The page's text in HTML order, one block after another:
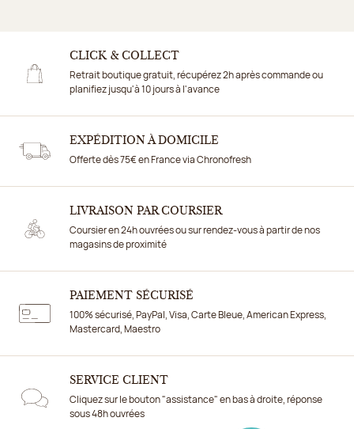
CLICK & COLLECT
Retrait boutique gratuit, récupérez 2h après commande ou
planifiez jusqu'à 10 jours à l'avance
EXPÉDITION À DOMICILE
Offerte dès 75€ en France via Chronofresh
LIVRAISON PAR COURSIER
Coursier en 24h ouvrées ou sur rendez-vous à partir de nos
magasins de proximité
PAIEMENT SÉCURISÉ
100% sécurisé, PayPal, Visa, Carte Bleue, American Express,
Mastercard, Maestro
SERVICE CLIENT
Cliquez sur le bouton "assistance" en bas à droite, réponse
sous 48h ouvrées